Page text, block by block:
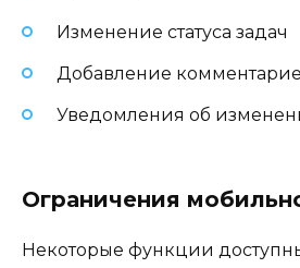
Изменение статуса задач
Добавление
Уведомления об
Ограничения
Некоторые функции